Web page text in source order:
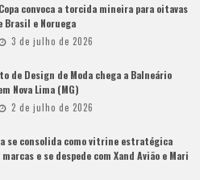
convoca a torcida mineira para oitavas
e Noruega
3 de julho de 2026
de Design de Moda chega a Balneário
Nova Lima (MG)
2 de julho de 2026
se consolida como vitrine estratégica
e se despede com Xand Avião e Mari